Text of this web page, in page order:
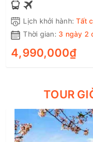
Lịch khởi hành:Tất
Thời gian: 3 ngày 2
4,990,000₫
TOUR